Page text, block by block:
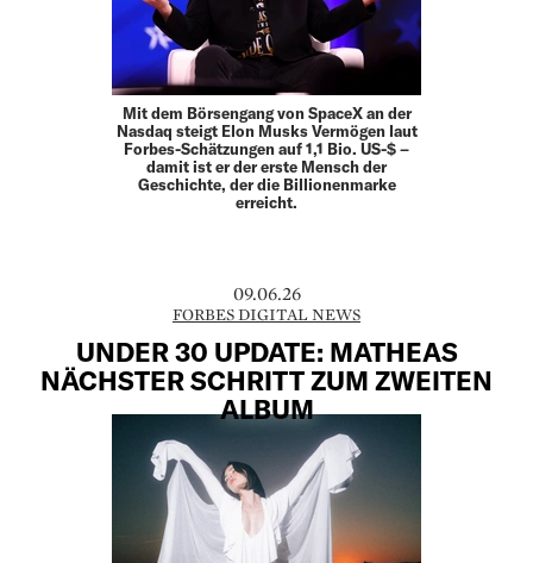
Mit dem Börsengang von SpaceX an der
Nasdaq steigt Elon Musks Vermögen laut
Forbes-Schätzungen auf 1,1 Bio. US-$ –
damit ist er der erste Mensch der
Geschichte, der die Billionenmarke
erreicht.
09.06.26
FORBES DIGITAL NEWS
UNDER 30 UPDATE: MATHEAS
NÄCHSTER SCHRITT ZUM ZWEITEN
ALBUM